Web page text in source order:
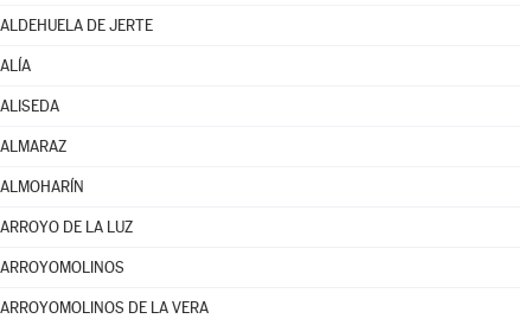
ALDEHUELA DE JERTE
ALÍA
ALISEDA
ALMARAZ
ALMOHARÍN
ARROYO DE LA LUZ
ARROYOMOLINOS
ARROYOMOLINOS DE LA VERA